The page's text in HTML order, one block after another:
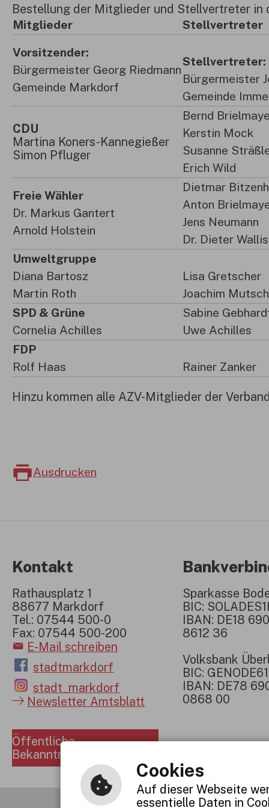
Bestellung der Mitglieder und Stellvertreter in
Mitglieder Stellvertreter
Vorsitzender:
Bürgermeister Georg Riedmann
Gemeinde Markdorf
Stellvertreter:
Bürgermeister
Gemeinde
CDU
Martina Koners-Kannegießer
Simon Pfluger
Bernd
Kerstin Mock
Susanne
Erich Wild
Freie Wähler
Dr. Markus Gantert
Arnold Holstein
Dietmar
Anton
Jens Neumann
Dr. Dieter
Umweltgruppe
Diana Bartosz
Martin Roth
Lisa Gretscher
Joachim
SPD & Grüne
Cornelia Achilles
Sabine
Uwe Achilles
FDP
Rolf Haas
Rainer Zanker
Hinzu kommen alle AZV-Mitglieder der
Ausdrucken
Kontakt
Rathausplatz 1
88677 Markdorf
Tel.: 07544 500-0
Fax: 07544 500-200
E-Mail schreiben
stadtmarkdorf
stadt_markdorf
Newsletter Amtsblatt
Öffentliche
Bekanntmachungen
Sparkasse
BIC:
IBAN: DE18
8612 36
Volksbank
BIC:
IBAN: DE78
0868 00
Cookies
Auf dieser Webseite
essentielle Daten in